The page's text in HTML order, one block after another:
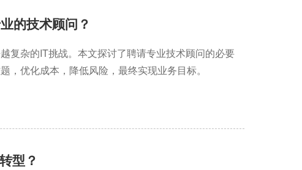
的技术顾问？
复杂的IT挑战。本文探讨了聘请专业技术顾问的必要
优化成本，降低风险，最终实现业务目标。
型？